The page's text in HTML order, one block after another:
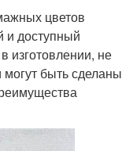
цветов
и доступный
изготовлении, не
быть сделаны